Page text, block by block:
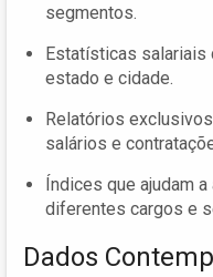
segmentos.
Estatísticas salariais
estado e cidade.
Relatórios
salários e
Índices que ajudam
diferentes cargos e
Dados